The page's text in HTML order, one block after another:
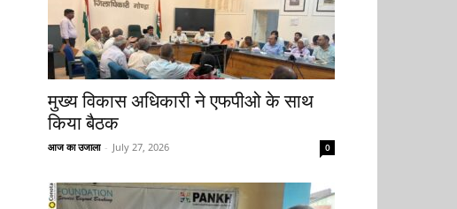
मुख्य विकास अधिकारी ने एफपीओ के साथ
किया बैठक
आज का उजाला - July 27, 2026 0